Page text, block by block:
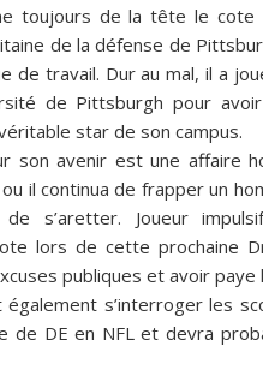
toujours de la tête le
de la défense de
de travail. Dur au mal, il a
de Pittsburgh pour
star de son campus.
son avenir est une affaire
il continua de frapper un
s’aretter. Joueur
lors de cette prochaine
publiques et avoir paye
s’interroger les
de DE en NFL et devra